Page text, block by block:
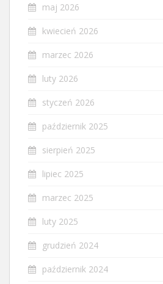
maj 2026
kwiecień 2026
marzec 2026
luty 2026
styczeń 2026
październik 2025
sierpień 2025
lipiec 2025
marzec 2025
luty 2025
grudzień 2024
październik 2024